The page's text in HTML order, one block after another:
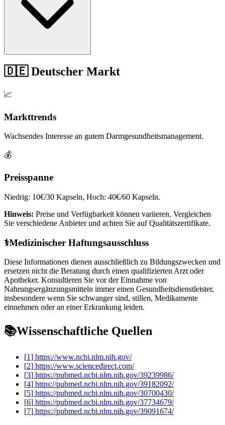
🇩🇪 Deutscher Markt
📈
Markttrends
Wachsendes Interesse an gutem Darmgesundheitsmanagement.
💰
Preisspanne
Niedrig: 10€/30 Kapseln, Hoch: 40€/60 Kapseln.
Hinweis: Preise und Verfügbarkeit können variieren. Vergleichen
Sie verschiedene Anbieter und achten Sie auf Qualitätszertifikate.
⚕️Medizinischer Haftungsausschluss
Diese Informationen dienen ausschließlich zu Bildungszwecken und
ersetzen nicht die Beratung durch einen qualifizierten Arzt oder
Apotheker. Konsultieren Sie vor der Einnahme von
Nahrungsergänzungsmitteln immer einen Gesundheitsdienstleister,
insbesondere wenn Sie schwanger sind, stillen, Medikamente
einnehmen oder an einer Erkrankung leiden.
📚Wissenschaftliche Quellen
[1] https://www.ncbi.nlm.nih.gov/
[2] https://www.sciencedirect.com/
[3] https://pubmed.ncbi.nlm.nih.gov/39239986/
[4] https://pubmed.ncbi.nlm.nih.gov/39182092/
[5] https://pubmed.ncbi.nlm.nih.gov/30700430/
[6] https://pubmed.ncbi.nlm.nih.gov/37734679/
[7] https://pubmed.ncbi.nlm.nih.gov/39091674/